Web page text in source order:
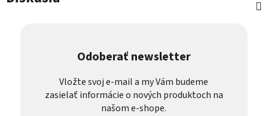
Odoberať newsletter
Vložte svoj e-mail a my Vám budeme
zasielať informácie o nových produktoch na
našom e-shope.